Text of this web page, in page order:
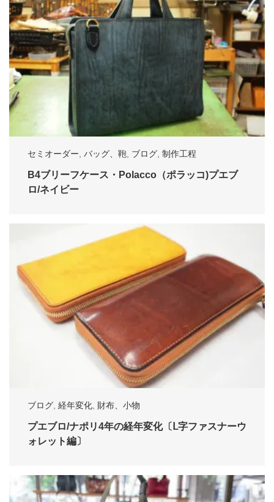
セミオーダー バッグ、鞄 ブログ 制作工程
B4ブリーフケース・Polacco（ポラッコ)プエブ
ロ/ネイビー
ブログ, 経年変化, 財布、小物
プエブロ/ナポリ4年の経年変化〔Ⅼ字ファスナーウ
ォレット編〕